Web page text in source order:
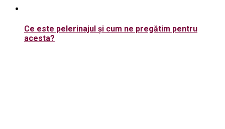
Ce este pelerinajul şi cum ne pregătim pentru
acesta?